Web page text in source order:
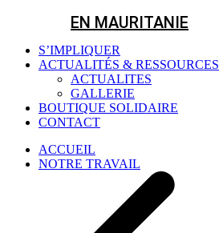
EN MAURITANIE
S’IMPLIQUER
ACTUALITÉS & RESSOURCES
ACTUALITES
GALLERIE
BOUTIQUE SOLIDAIRE
CONTACT
ACCUEIL
NOTRE TRAVAIL